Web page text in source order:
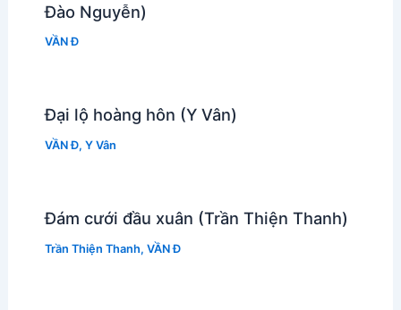
Đào Nguyễn)
VẦN Đ
Đại lộ hoàng hôn (Y Vân)
VẦN Đ, Y Vân
Đám cưới đầu xuân (Trần Thiện Thanh)
Trần Thiện Thanh, VẦN Đ